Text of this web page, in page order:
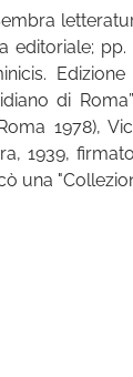
editoriale;
di
1978),
1939,
una